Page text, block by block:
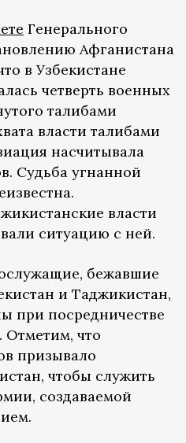
Генерального
Афганистана
в Узбекистане
четверть военных
талибами
власти талибами
насчитывала
Судьба угнанной
власти
ситуацию с ней.
бежавшие
и Таджикистан,
при посредничестве
что
призывало
чтобы служить
создаваемой